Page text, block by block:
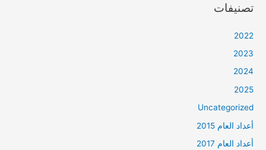
تصنيفات
2022
2023
2024
2025
Uncategorized
أعداد العام 2015
أعداد العام 2017